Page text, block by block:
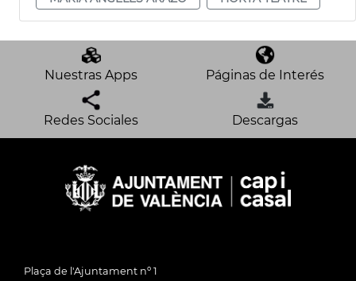
Nuestras Apps Páginas de Interés
Redes Sociales Descargas
Plaça de l'Ajuntament nº 1